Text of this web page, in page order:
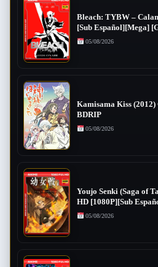
Bleach: TYBW –
[Sub Español][Mega]
05/08/2026
Kamisama Kiss
BDRIP
05/08/2026
Youjo Senki (Saga of
HD [1080P][Sub
05/08/2026